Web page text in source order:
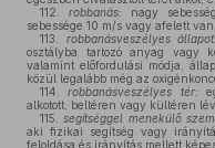
112.
robbanás: nagy
sebessége 10 m/s vagy afelett
113.
robbanásveszélyes állapot:
osztályba tartozó anyag vagy
valamint előfordulási módja,
közül legalább még az
114.
robbanásveszélyes tér:
alkotott, beltéren vagy kültéren
115.
segítséggel menekülő
aki fizikai segítség vagy
feloldása és irányítás mellett